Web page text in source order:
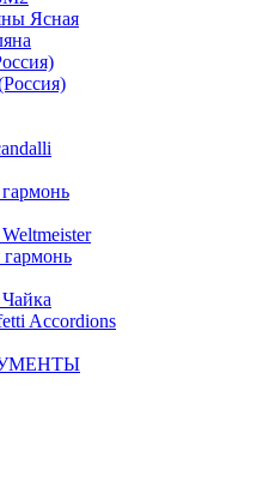
Ясная
гармонь
Accordions